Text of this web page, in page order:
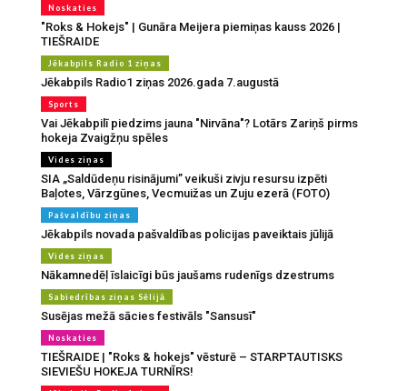
Noskaties
"Roks & Hokejs" | Gunāra Meijera piemiņas kauss 2026 |
TIEŠRAIDE
Jēkabpils Radio 1 ziņas
Jēkabpils Radio1 ziņas 2026.gada 7.augustā
Sports
Vai Jēkabpilī piedzims jauna "Nirvāna"? Lotārs Zariņš pirms
hokeja Zvaigžņu spēles
Vides ziņas
SIA „Saldūdeņu risinājumi” veikuši zivju resursu izpēti
Baļotes, Vārzgūnes, Vecmuižas un Zuju ezerā (FOTO)
Pašvaldību ziņas
Jēkabpils novada pašvaldības policijas paveiktais jūlijā
Vides ziņas
Nākamnedēļ īslaicīgi būs jaušams rudenīgs dzestrums
Sabiedrības ziņas Sēlijā
Susējas mežā sācies festivāls "Sansusī"
Noskaties
TIEŠRAIDE | "Roks & hokejs" vēsturē – STARPTAUTISKS
SIEVIEŠU HOKEJA TURNĪRS!